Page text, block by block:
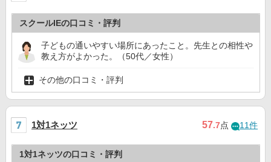
スクールIEの口コミ・評判
子どもの通いやすい場所にあったこと。先生との相性や
教え方がよかった。（50代／女性）
その他の口コミ・評判
1対1ネッツ 57.7点 11件
1対1ネッツの口コミ・評判